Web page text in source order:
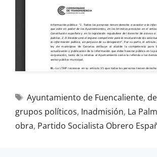
Ayuntamiento de Fuencaliente,
grupos políticos, Inadmisión, La
obra, Partido Socialista Obrero